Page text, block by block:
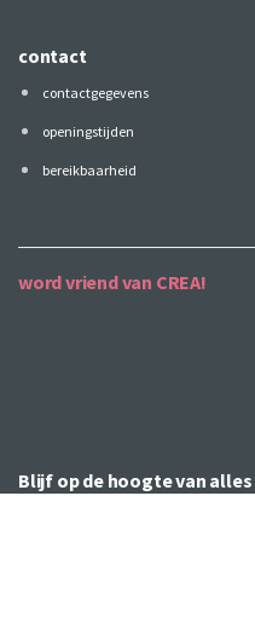
contact
contactgegevens
openingstijden
bereikbaarheid
word vriend van CREA!
Blijf op de hoogte van alles